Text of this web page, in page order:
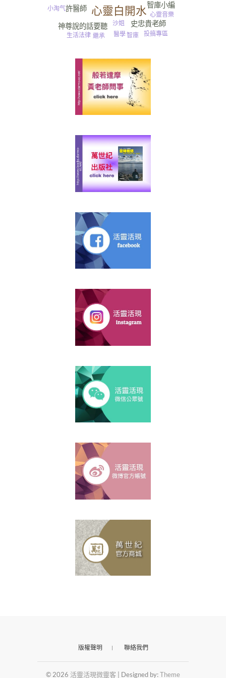
心靈白開水
神尊說的話要聽 史忠貴老師
許醫師 智庫小編
沙姐
醫學
小淘气
智庫
心靈音樂
繼承 投搞專區
生活法律
版權聲明 聯絡我們
© 2026 活靈活現微靈客 | Designed by:Theme